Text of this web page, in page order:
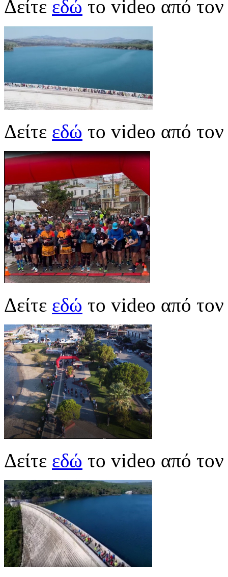
Δείτε εδώ το video από
Δείτε εδώ το video από
Δείτε εδώ το video από
Δείτε εδώ το video από